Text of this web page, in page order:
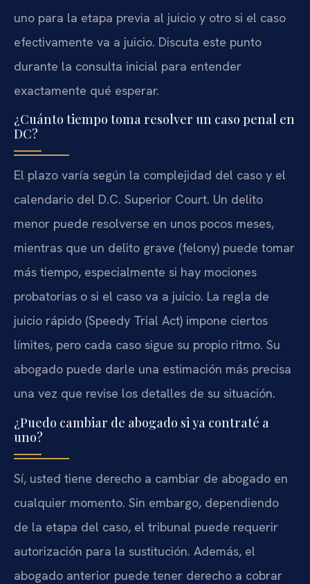
uno para la etapa previa al juicio y otro si el caso
efectivamente va a juicio. Discuta este punto
durante la consulta inicial para entender
exactamente qué esperar.
¿Cuánto tiempo toma resolver un caso penal en
DC?
El plazo varía según la complejidad del caso y el
calendario del D.C. Superior Court. Un delito
menor puede resolverse en unos pocos meses,
mientras que un delito grave (felony) puede tomar
más tiempo, especialmente si hay mociones
probatorias o si el caso va a juicio. La regla de
juicio rápido (Speedy Trial Act) impone ciertos
límites, pero cada caso sigue su propio ritmo. Su
abogado puede darle una estimación más precisa
una vez que revise los detalles de su situación.
¿Puedo cambiar de abogado si ya contraté a
uno?
Sí, usted tiene derecho a cambiar de abogado en
cualquier momento. Sin embargo, dependiendo
de la etapa del caso, el tribunal puede requerir
autorización para la sustitución. Además, el
abogado anterior puede tener derecho a cobrar